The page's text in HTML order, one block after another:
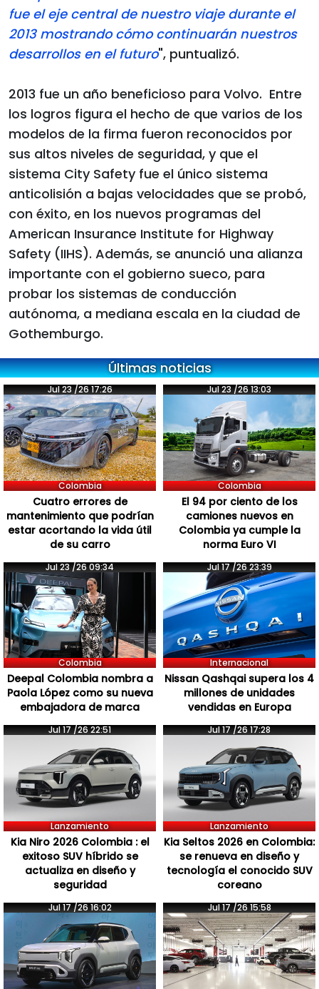
fue el eje central de nuestro viaje durante el
2013 mostrando cómo continuarán nuestros
desarrollos en el futuro", puntualizó.
2013 fue un año beneficioso para Volvo. Entre
los logros figura el hecho de que varios de los
modelos de la firma fueron reconocidos por
sus altos niveles de seguridad, y que el
sistema City Safety fue el único sistema
anticolisión a bajas velocidades que se probó,
con éxito, en los nuevos programas del
American Insurance Institute for Highway
Safety (IIHS). Además, se anunció una alianza
importante con el gobierno sueco, para
probar los sistemas de conducción
autónoma, a mediana escala en la ciudad de
Gothemburgo.
Últimas noticias
Jul 23 /26 17:26
Colombia
Cuatro errores de
mantenimiento que podrían
estar acortando la vida útil
de su carro
Jul 23 /26 13:03
Colombia
El 94 por ciento de los
camiones nuevos en
Colombia ya cumple la
norma Euro VI
Jul 23 /26 09:34
Colombia
Deepal Colombia nombra a
Paola López como su nueva
embajadora de marca
Jul 17 /26 23:39
Internacional
Nissan Qashqai supera los 4
millones de unidades
vendidas en Europa
Jul 17 /26 22:51
Lanzamiento
Kia Niro 2026 Colombia : el
exitoso SUV híbrido se
actualiza en diseño y
seguridad
Jul 17 /26 17:28
Lanzamiento
Kia Seltos 2026 en Colombia:
se renueva en diseño y
tecnología el conocido SUV
coreano
Jul 17 /26 16:02 Jul 17 /26 15:58